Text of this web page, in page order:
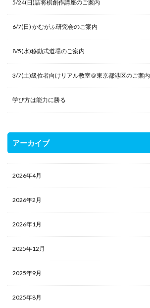
5/24(日)詰将棋創作講座のご案内
6/7(日) かむがふ研究会のご案内
8/5(水)移動式道場のご案内
3/7(土)級位者向けリアル教室＠東京都港区のご案内
学び方は能力に勝る
アーカイブ
2026年4月
2026年2月
2026年1月
2025年12月
2025年9月
2025年8月